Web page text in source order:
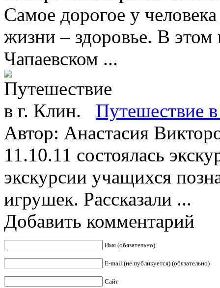
Самое дорогое у
жизни – здоровье. В
Чапаевском ...
Путешествие
Автор: Анастасия
11.10.11 состоялась
экскурсии учащихся
игрушек. Рассказали ...
Добавить комментарий
Имя (обязательно)
E-mail (не публикуется) (обязательно)
Сайт